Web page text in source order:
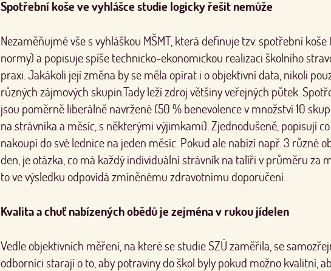
Spotřební koše ve vyhlášce studie logicky řešit nemůže
Nezaměňujmé vše s vyhláškou MŠMT, která definuje tzv. spotřební koše
normy) a popisuje spíše technicko-ekonomickou realizaci školního
praxi. Jakákoli její změna by se měla opírat i o objektivní data, nikoli
různých zájmových skupin.Tady leží zdroj většiny veřejných půtek.
jsou poměrně liberálně navržené (50 % benevolence v množství 10
na strávníka a měsíc, s některými výjimkami). Zjednodušeně, popisují
nakoupí do své lednice na jeden měsíc. Pokud ale nabízí např. 3 různé
den, je otázka, co má každý individuální strávník na talíři v průměru za
to ve výsledku odpovídá zmíněnému zdravotnímu doporučení.
Kvalita a chuť nabízených obědů je zejména v rukou jídelen
Vedle objektivních měření, na které se studie SZÚ zaměřila, se
odborníci starají o to, aby potraviny do škol byly pokud možno kvalitní,